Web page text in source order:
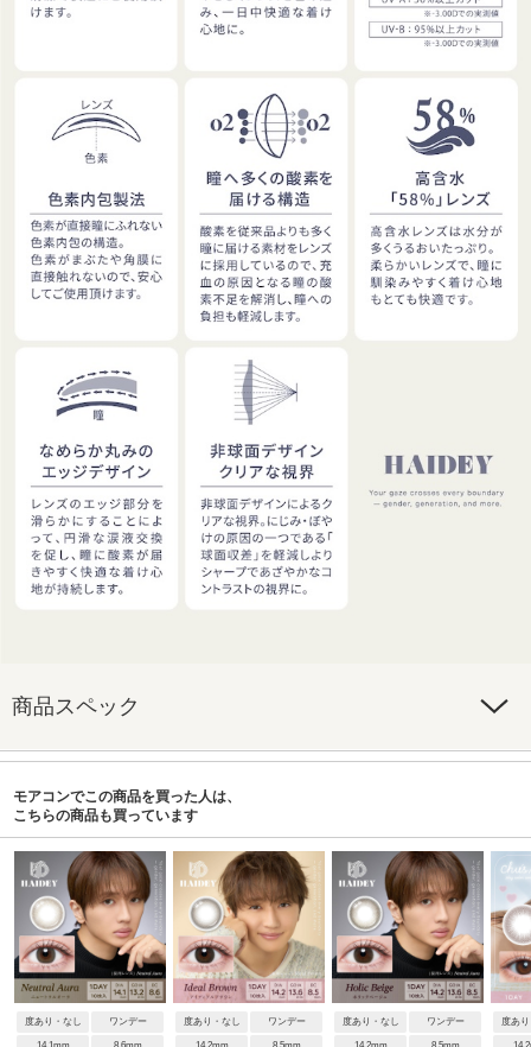
商品スペック
モアコンでこの商品を買った人は、
こちらの商品も買っています
度あり・なし ワンデー 度あり・なし ワンデー 度あり・なし ワンデー 度あ